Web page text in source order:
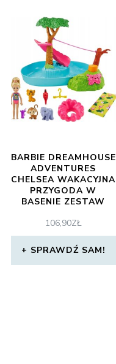
BARBIE DREAMHOUSE
ADVENTURES
CHELSEA WAKACYJNA
PRZYGODA W
BASENIE ZESTAW
106,90ZŁ
SPRAWDŹ SAM!